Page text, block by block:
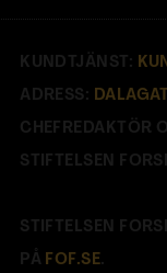
KUNDTJÄNST:
ADRESS:
CHEFREDAKTÖR
STIFTELSEN
STIFTELSEN
PÅ FOF.SE.